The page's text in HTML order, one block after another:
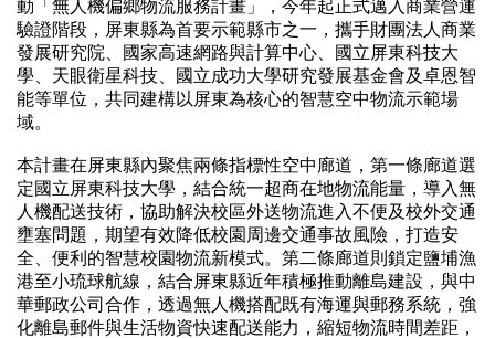
動「無人機偏鄉物流服務計畫」，今年起正式邁入商業營運
驗證階段，屏東縣為首要示範縣市之一，攜手財團法人商業
發展研究院、國家高速網路與計算中心、國立屏東科技大
學、天眼衛星科技、國立成功大學研究發展基金會及卓恩智
能等單位，共同建構以屏東為核心的智慧空中物流示範場
域。
本計畫在屏東縣內聚焦兩條指標性空中廊道，第一條廊道選
定國立屏東科技大學，結合統一超商在地物流能量，導入無
人機配送技術，協助解決校區外送物流進入不便及校外交通
壅塞問題，期望有效降低校園周邊交通事故風險，打造安
全、便利的智慧校園物流新模式。第二條廊道則鎖定鹽埔漁
港至小琉球航線，結合屏東縣近年積極推動離島建設，與中
華郵政公司合作，透過無人機搭配既有海運與郵務系統，強
化離島郵件與生活物資快速配送能力，縮短物流時間差距，